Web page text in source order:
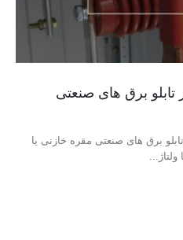
تابلو برق های صنعتی
برق های صنعتی مقره خازنی یا